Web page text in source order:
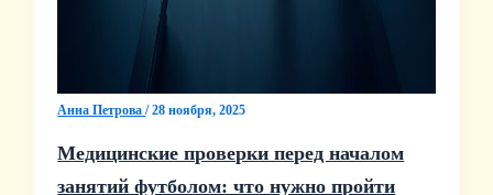
Анна Петрова/28 ноября, 2025
Медицинские проверки перед началом
занятий футболом: что нужно пройти